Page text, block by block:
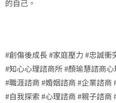
的自己。
#創傷後成長 #家庭壓力 #忠誠衝
#知心心理諮商所 #顏瑜慧諮商
#職涯諮商 #婚姻諮商 #企業諮商
#自我探索 #心理諮商 #親子諮商